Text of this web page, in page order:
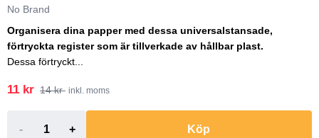
No Brand
Organisera dina papper med dessa universalstansade,
förtryckta register som är tillverkade av hållbar plast.
Dessa förtryckt...
11 kr 14 kr inkl. moms
- + Köp